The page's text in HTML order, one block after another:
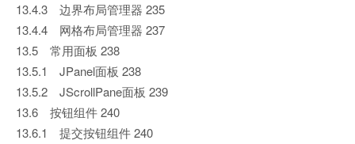
13.4.3 边界布局管理器 235
13.4.4 网格布局管理器 237
13.5 常用面板 238
13.5.1 JPanel面板 238
13.5.2 JScrollPane面板 239
13.6 按钮组件 240
13.6.1 提交按钮组件 240